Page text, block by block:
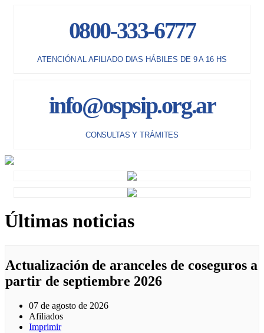
0800-333-6777
ATENCIÓN AL AFILIADO DIAS HÁBILES DE 9 A 16 HS
info@ospsip.org.ar
CONSULTAS Y TRÁMITES
Últimas noticias
Actualización de aranceles de coseguros a
partir de septiembre 2026
07 de agosto de 2026
Afiliados
Imprimir